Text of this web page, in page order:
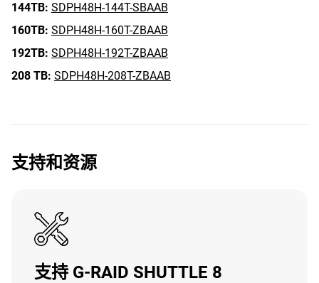
144TB: SDPH48H-144T-SBAAB
160TB: SDPH48H-160T-ZBAAB
192TB: SDPH48H-192T-ZBAAB
208 TB: SDPH48H-208T-ZBAAB
支持和资源
支持 G-RAID SHUTTLE 8